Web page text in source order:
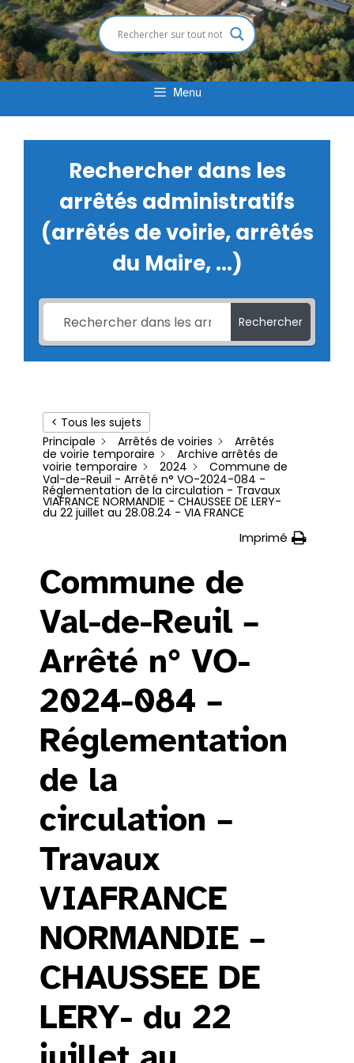
Menu
Rechercher dans les
arrêtés administratifs
(arrêtés de voirie, arrêtés
du Maire, ...)
Rechercher
< Tous les sujets
Principale
Arrêtés de voiries
Arrêtés
de voirie temporaire
Archive arrêtés de
voirie temporaire
2024
Commune de
Val-de-Reuil - Arrêté n° VO-2024-084 -
Réglementation de la circulation - Travaux
VIAFRANCE NORMANDIE - CHAUSSEE DE LERY-
du 22 juillet au 28.08.24 - VIA FRANCE
Imprimé
Commune de
Val-de-Reuil –
Arrêté n° VO-
2024-084 –
Réglementation
de la
circulation –
Travaux
VIAFRANCE
NORMANDIE –
CHAUSSEE DE
LERY- du 22